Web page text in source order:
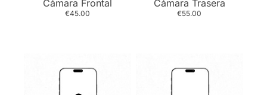
Cámara Frontal
€45.00
Cámara Trasera
€55.00